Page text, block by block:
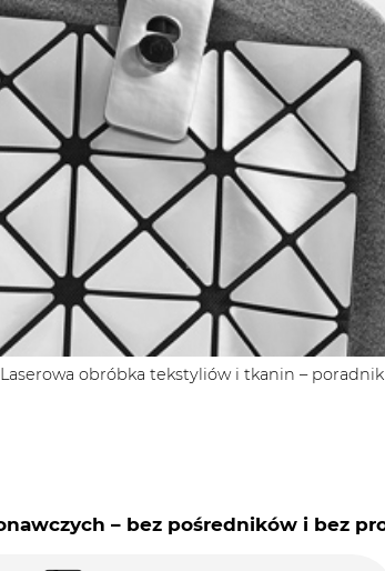
Laserowa obróbka tekstyliów i tkanin – poradnik